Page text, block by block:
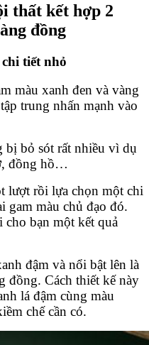
thất kết hợp 2
đồng
tiết nhỏ
màu xanh đen và vàng
trung nhấn mạnh vào
bỏ sót rất nhiều vì dụ
đồng hồ…
lượt rồi lựa chọn một chi
gam màu chủ đạo đó.
cho bạn một kết quả
đậm và nổi bật lên là
đồng. Cách thiết kế này
lá đậm cùng màu
chế cần có.